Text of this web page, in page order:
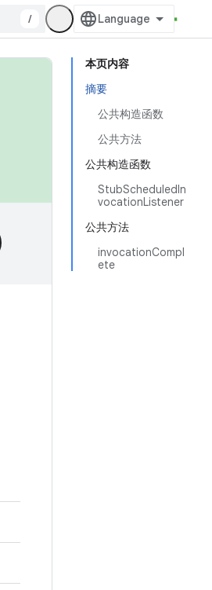
/
本页内容
摘要
公共构造函数
公共方法
公共构造函数
StubScheduledIn
vocationListener
公共方法
invocationCompl
ete